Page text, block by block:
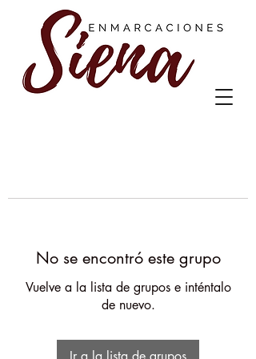
No se encontró este grupo
Vuelve a la lista de grupos e inténtalo
de nuevo.